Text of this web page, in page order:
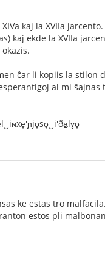
kaj la XVIIa jarcento.
kaj ekde la XVIIa
ĉar li kopiis la stilon
al mi ŝajnas
ke estas tro
estos pli